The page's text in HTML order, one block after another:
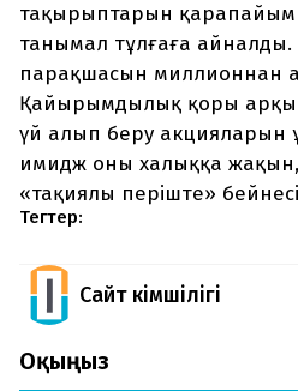
тақырыптарын қарапайым
танымал тұлғаға
парақшасын миллионнан
Қайырымдылық қоры
үй алып беру акцияларын
имидж оны халыққа
«тақиялы періште»
Тегтер:
Сайт Әкімшілігі
Оқыңыз